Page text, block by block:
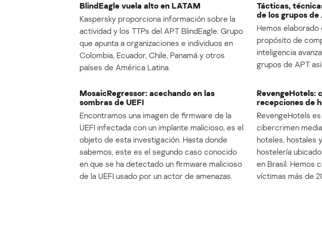
BlindEagle vuela alto en LATAM
Kaspersky proporciona información sobre la
actividad y los TTPs del APT BlindEagle. Grupo
que apunta a organizaciones e individuos en
Colombia, Ecuador, Chile, Panamá y otros
países de América Latina.
Tácticas,
de los grupos
Hemos
propósito de
inteligencia
grupos de APT
MosaicRegressor: acechando en las
sombras de UEFI
Encontramos una imagen de firmware de la
UEFI infectada con un implante malicioso, es el
objeto de esta investigación. Hasta donde
sabemos, este es el segundo caso conocido
en que se ha detectado un firmware malicioso
de la UEFI usado por un actor de amenazas.
RevengeHotels:
recepciones de
RevengeHotels
cibercrimen
hoteles, hostales
hostelería
en Brasil. Hemos
víctimas más de